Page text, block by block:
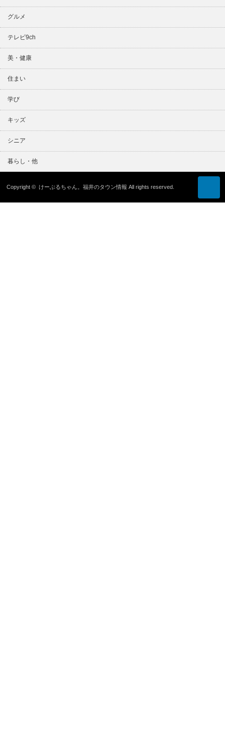
グルメ
テレビ9ch
美・健康
住まい
学び
キッズ
シニア
暮らし・他
Copyright ©けーぶるちゃん。福井のタウン情報 All rights reserved.